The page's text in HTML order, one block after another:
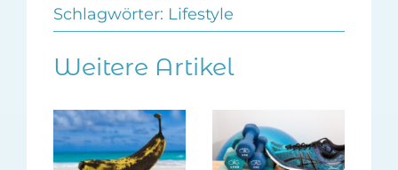
Schlagwörter: Lifestyle
Weitere Artikel